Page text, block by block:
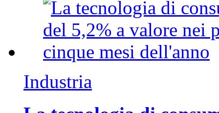
Industria